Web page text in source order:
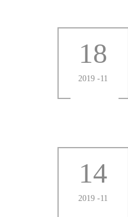
18
2019 -11
14
2019 -11